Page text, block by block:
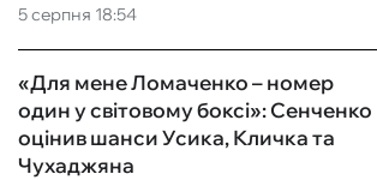
5 серпня 18:54
«Для мене Ломаченко – номер
один у світовому боксі»: Сенченко
оцінив шанси Усика, Кличка та
Чухаджяна